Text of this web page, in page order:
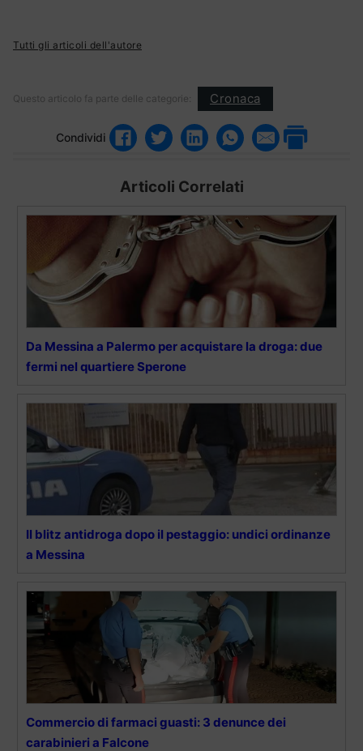
Tutti gli articoli dell'autore
Questo articolo fa parte delle categorie: Cronaca
Condividi
Articoli Correlati
Da Messina a Palermo per acquistare la droga: due
fermi nel quartiere Sperone
Il blitz antidroga dopo il pestaggio: undici ordinanze
a Messina
Commercio di farmaci guasti: 3 denunce dei
carabinieri a Falcone